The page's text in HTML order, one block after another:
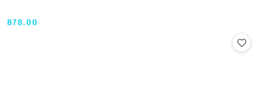
Cena:
878.00